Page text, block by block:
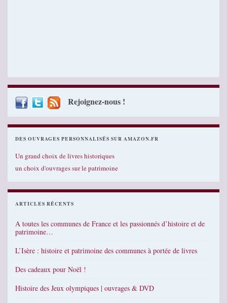
Rejoignez-nous !
DES OUVRAGES PERSONNALISÉS SUR AMAZON.FR
Un grand choix de livres historiques
un choix d'ouvrages sur le patrimoine
ARTICLES RÉCENTS
A toutes les communes de France et les passionnés d’histoire et de
patrimoine…
L’Isère : histoire et patrimoine des communes à portée de livres
Des cadeaux pour Noël !
Histoire des Jeux olympiques | ouvrages & DVD